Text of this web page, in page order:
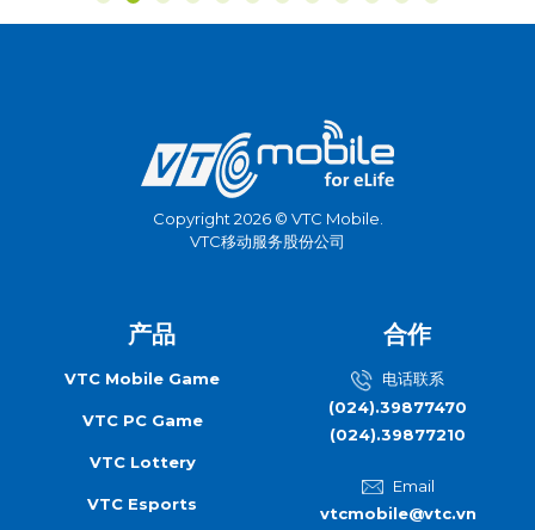
Copyright 2026 © VTC Mobile.
VTC移动服务股份公司
产品
VTC Mobile Game
VTC PC Game
VTC Lottery
VTC Esports
合作
电话联系
(024).39877470
(024).39877210
Email
vtcmobile@vtc.vn